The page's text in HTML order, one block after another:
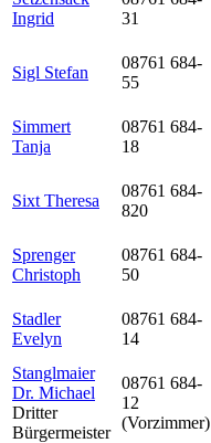
Ingrid
31
Sigl Stefan
08761 684-
55
Simmert
Tanja
08761 684-
18
Sixt Theresa
08761 684-
820
Sprenger
Christoph
08761 684-
50
Stadler
Evelyn
08761 684-
14
Stanglmaier
Dr. Michael
Dritter
Bürgermeister
08761 684-
12
(Vorzimmer)